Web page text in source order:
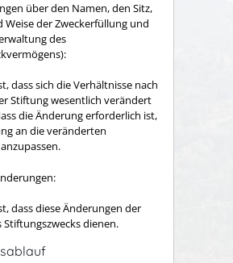
über den Namen, den Sitz,
Weise der Zweckerfüllung und
des
dass sich die Verhältnisse nach
Stiftung wesentlich verändert
die Änderung erforderlich ist,
an die veränderten
dass diese Änderungen der
Stiftungszwecks dienen.